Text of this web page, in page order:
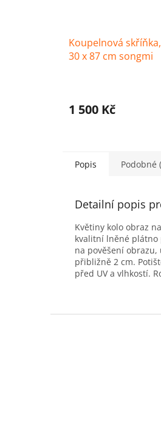
Koupelnová
30 x 87 cm songmi
1 500 Kč
Popis Podobné
Detailní popis
Květiny kolo obraz
kvalitní lněné plátno
na pověšení
přibližně 2 cm.
před UV a vlhkostí.